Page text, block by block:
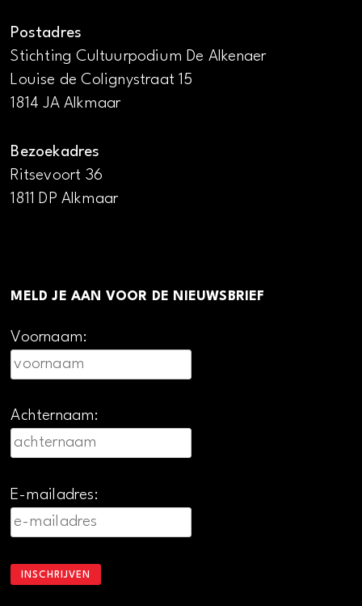
Postadres
Stichting Cultuurpodium De Alkenaer
Louise de Colignystraat 15
1814 JA Alkmaar
Bezoekadres
Ritsevoort 36
1811 DP Alkmaar
MELD JE AAN VOOR DE NIEUWSBRIEF
Voornaam:
Achternaam:
E-mailadres: